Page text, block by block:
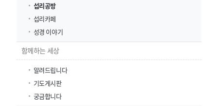
섭리공방
섭리카페
성경 이야기
함께하는 세상
알려드립니다
기도게시판
궁금합니다